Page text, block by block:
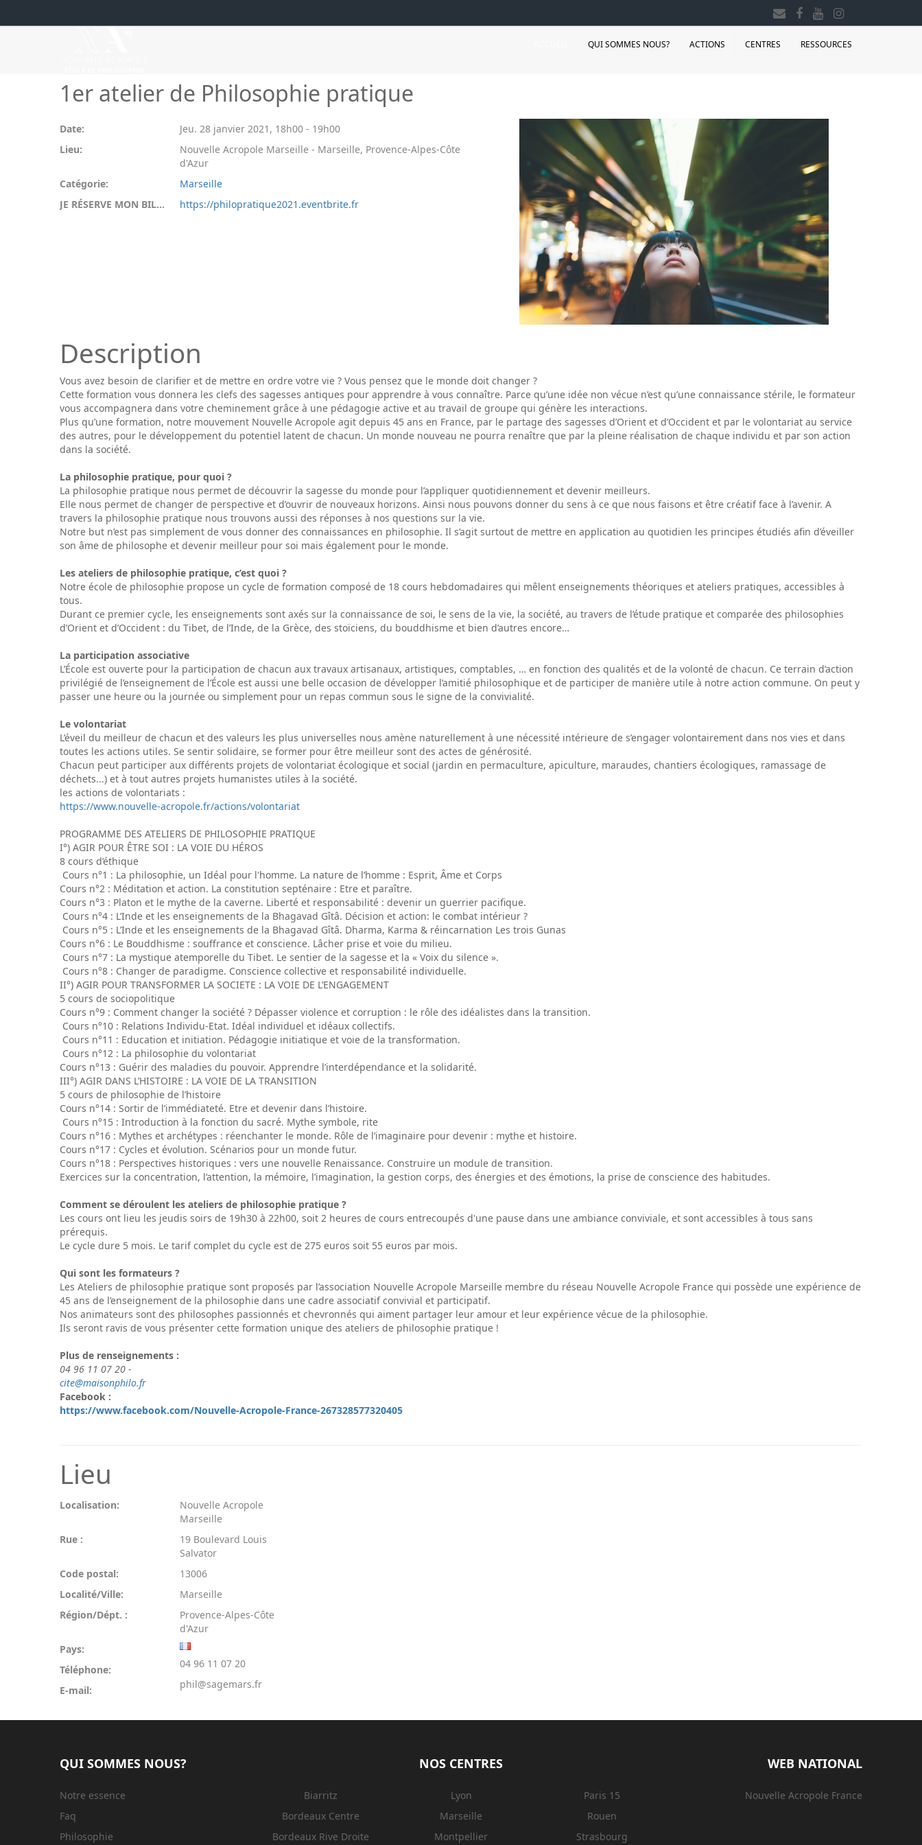
QUI SOMMES NOUS? ACTIONS CENTRES RESSOURCES
1er atelier de Philosophie pratique
Date: Jeu. 28 janvier 2021 , 18h00 - 19h00
Lieu:
Nouvelle Acropole Marseille - Marseille, Provence-Alpes-Côte
d'Azur
Catégorie:
Marseille
JE RÉSERVE MON BILLET:
https://philopratique2021.eventbrite.fr
Description
Vous avez besoin de clarifier et de mettre en ordre votre vie ? Vous pensez que le monde doit changer ?
Cette formation vous donnera les clefs des sagesses antiques pour apprendre à vous connaître. Parce qu’une idée non vécue n’est qu’une connaissance stérile, le formateur
vous accompagnera dans votre cheminement grâce à une pédagogie active et au travail de groupe qui génère les interactions.
Plus qu’une formation, notre mouvement Nouvelle Acropole agit depuis 45 ans en France, par le partage des sagesses d’Orient et d’Occident et par le volontariat au service
des autres, pour le développement du potentiel latent de chacun. Un monde nouveau ne pourra renaître que par la pleine réalisation de chaque individu et par son action
dans la société.
La philosophie pratique, pour quoi ?
La philosophie pratique nous permet de découvrir la sagesse du monde pour l’appliquer quotidiennement et devenir meilleurs.
Elle nous permet de changer de perspective et d’ouvrir de nouveaux horizons. Ainsi nous pouvons donner du sens à ce que nous faisons et être créatif face à l’avenir. A
travers la philosophie pratique nous trouvons aussi des réponses à nos questions sur la vie.
Notre but n’est pas simplement de vous donner des connaissances en philosophie. Il s’agit surtout de mettre en application au quotidien les principes étudiés afin d’éveiller
son âme de philosophe et devenir meilleur pour soi mais également pour le monde.
Les ateliers de philosophie pratique, c’est quoi ?
Notre école de philosophie propose un cycle de formation composé de 18 cours hebdomadaires qui mêlent enseignements théoriques et ateliers pratiques, accessibles à
tous.
Durant ce premier cycle, les enseignements sont axés sur la connaissance de soi, le sens de la vie, la société, au travers de l’étude pratique et comparée des philosophies
d’Orient et d’Occident : du Tibet, de l’Inde, de la Grèce, des stoïciens, du bouddhisme et bien d’autres encore…
La participation associative
L’École est ouverte pour la participation de chacun aux travaux artisanaux, artistiques, comptables, … en fonction des qualités et de la volonté de chacun. Ce terrain d’action
privilégié de l’enseignement de l’École est aussi une belle occasion de développer l’amitié philosophique et de participer de manière utile à notre action commune. On peut y
passer une heure ou la journée ou simplement pour un repas commun sous le signe de la convivialité.
Le volontariat
L’éveil du meilleur de chacun et des valeurs les plus universelles nous amène naturellement à une nécessité intérieure de s’engager volontairement dans nos vies et dans
toutes les actions utiles. Se sentir solidaire, se former pour être meilleur sont des actes de générosité.
Chacun peut participer aux différents projets de volontariat écologique et social (jardin en permaculture, apiculture, maraudes, chantiers écologiques, ramassage de
déchets...) et à tout autres projets humanistes utiles à la société.
les actions de volontariats :
https://www.nouvelle-acropole.fr/actions/volontariat
PROGRAMME DES ATELIERS DE PHILOSOPHIE PRATIQUE
I°) AGIR POUR ÊTRE SOI : LA VOIE DU HÉROS
8 cours d’éthique
Cours n°1 : La philosophie, un Idéal pour l'homme. La nature de l’homme : Esprit, Âme et Corps
Cours n°2 : Méditation et action. La constitution septénaire : Etre et paraître.
Cours n°3 : Platon et le mythe de la caverne. Liberté et responsabilité : devenir un guerrier pacifique.
Cours n°4 : L’Inde et les enseignements de la Bhagavad Gîtâ. Décision et action: le combat intérieur ?
Cours n°5 : L’Inde et les enseignements de la Bhagavad Gîtâ. Dharma, Karma & réincarnation Les trois Gunas
Cours n°6 : Le Bouddhisme : souffrance et conscience. Lâcher prise et voie du milieu.
Cours n°7 : La mystique atemporelle du Tibet. Le sentier de la sagesse et la « Voix du silence ».
Cours n°8 : Changer de paradigme. Conscience collective et responsabilité individuelle.
II°) AGIR POUR TRANSFORMER LA SOCIETE : LA VOIE DE L’ENGAGEMENT
5 cours de sociopolitique
Cours n°9 : Comment changer la société ? Dépasser violence et corruption : le rôle des idéalistes dans la transition.
Cours n°10 : Relations Individu-Etat. Idéal individuel et idéaux collectifs.
Cours n°11 : Education et initiation. Pédagogie initiatique et voie de la transformation.
Cours n°12 : La philosophie du volontariat
Cours n°13 : Guérir des maladies du pouvoir. Apprendre l’interdépendance et la solidarité.
III°) AGIR DANS L’HISTOIRE : LA VOIE DE LA TRANSITION
5 cours de philosophie de l’histoire
Cours n°14 : Sortir de l’immédiateté. Etre et devenir dans l’histoire.
Cours n°15 : Introduction à la fonction du sacré. Mythe symbole, rite
Cours n°16 : Mythes et archétypes : réenchanter le monde. Rôle de l’imaginaire pour devenir : mythe et histoire.
Cours n°17 : Cycles et évolution. Scénarios pour un monde futur.
Cours n°18 : Perspectives historiques : vers une nouvelle Renaissance. Construire un module de transition.
Exercices sur la concentration, l’attention, la mémoire, l’imagination, la gestion corps, des énergies et des émotions, la prise de conscience des habitudes.
Comment se déroulent les ateliers de philosophie pratique ?
Les cours ont lieu les jeudis soirs de 19h30 à 22h00, soit 2 heures de cours entrecoupés d'une pause dans une ambiance conviviale, et sont accessibles à tous sans
prérequis.
Le cycle dure 5 mois. Le tarif complet du cycle est de 275 euros soit 55 euros par mois.
Qui sont les formateurs ?
Les Ateliers de philosophie pratique sont proposés par l’association Nouvelle Acropole Marseille membre du réseau Nouvelle Acropole France qui possède une expérience de
45 ans de l’enseignement de la philosophie dans une cadre associatif convivial et participatif.
Nos animateurs sont des philosophes passionnés et chevronnés qui aiment partager leur amour et leur expérience vécue de la philosophie.
Ils seront ravis de vous présenter cette formation unique des ateliers de philosophie pratique !
Plus de renseignements :
04 96 11 07 20 -
cite@maisonphilo.fr
Facebook :
https://www.facebook.com/Nouvelle-Acropole-France-267328577320405
Lieu
Localisation:
Nouvelle Acropole
Marseille
Rue :
19 Boulevard Louis
Salvator
Code postal:
13006
Localité/Ville:
Marseille
Région/Dépt. :
Provence-Alpes-Côte
d'Azur
Pays:
Téléphone:
04 96 11 07 20
E-mail: phil@sagemars.fr
QUI SOMMES NOUS?
Notre essence
Faq
Philosophie
NOS CENTRES
Biarritz
Bordeaux Centre
Bordeaux Rive Droite
Lyon
Marseille
Montpellier
Paris 15
Rouen
Strasbourg
WEB NATIONAL
Nouvelle Acropole France